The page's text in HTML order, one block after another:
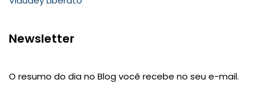
Newsletter
O resumo do dia no Blog você recebe no seu e-mail.